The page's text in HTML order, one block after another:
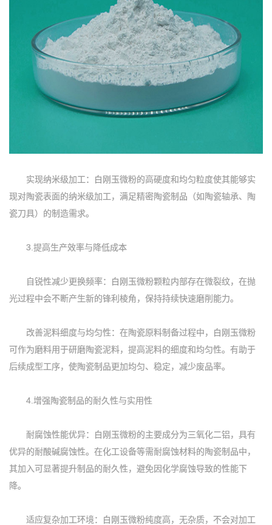
实现纳米级加工：白刚玉微粉的高硬度和均匀粒度使其能够实
现对陶瓷表面的纳米级加工，满足精密陶瓷制品（如陶瓷轴承、陶
瓷刀具）的制造需求。
3.提高生产效率与降低成本
自锐性减少更换频率：白刚玉微粉颗粒内部存在微裂纹，在抛
光过程中会不断产生新的锋利棱角，保持持续快速磨削能力。
改善泥料细度与均匀性：在陶瓷原料制备过程中，白刚玉微粉
可作为磨料用于研磨陶瓷泥料，提高泥料的细度和均匀性。有助于
后续成型工序，使陶瓷制品更加均匀、稳定，减少废品率。
4.增强陶瓷制品的耐久性与实用性
耐腐蚀性能优异：白刚玉微粉的主要成分为三氧化二铝，具有
优异的耐酸碱腐蚀性。在化工设备等需耐腐蚀材料的陶瓷制品中，
其加入可显著提升制品的耐久性，避免因化学腐蚀导致的性能下
降。
适应复杂加工环境：白刚玉微粉纯度高，无杂质，不会对加工